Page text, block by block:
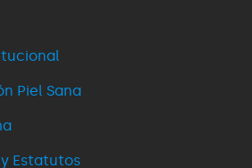
Piel Sana
Estatutos